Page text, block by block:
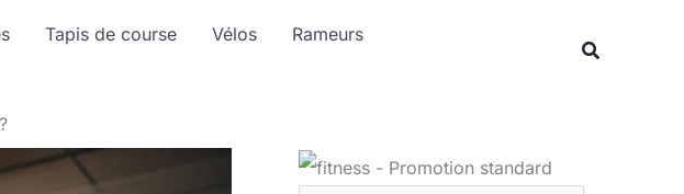
Tapis de course Vélos
Rameurs